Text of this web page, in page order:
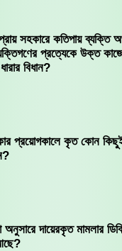
সহকারে কতিপায় ব্যক্তি
প্রত্যেকে উক্ত
বিধান?
প্রয়োগকালে কৃত কোন
দায়েরকৃত মামলার